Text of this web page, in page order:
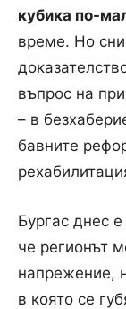
кубика по-
време. Но
въпрос на
– в
бавните
Бургас днес
че регионът
напрежение,
в която се